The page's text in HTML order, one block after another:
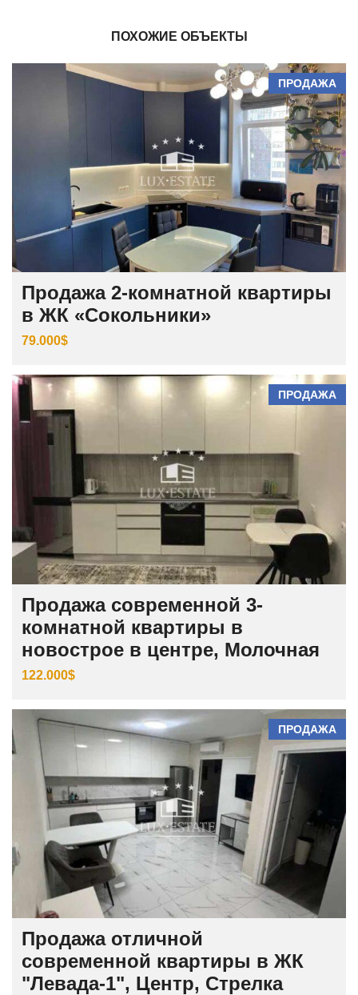
ПОХОЖИЕ ОБЪЕКТЫ
ПРОДАЖА
Продажа 2-комнатной квартиры
в ЖК «Сокольники»
79.000$
ПРОДАЖА
Продажа современной 3-
комнатной квартиры в
новострое в центре, Молочная
122.000$
ПРОДАЖА
Продажа отличной
современной квартиры в ЖК
"Левада-1", Центр, Стрелка